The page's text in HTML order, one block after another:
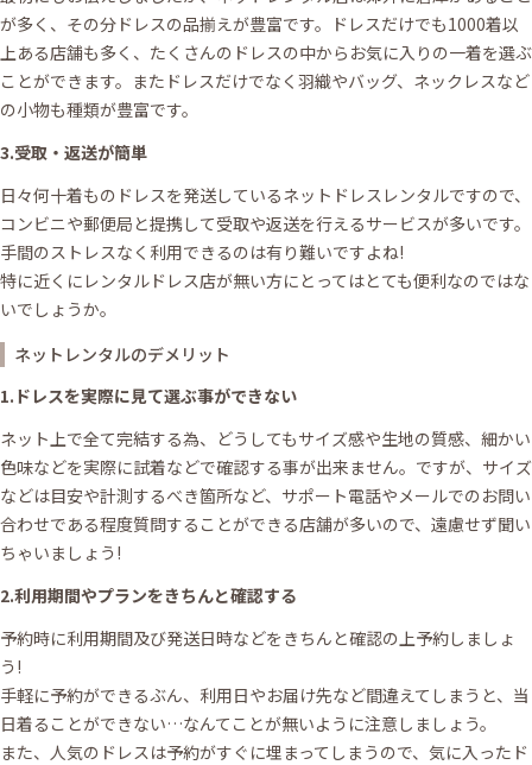
が多く、その分ドレスの品揃えが豊富です。ドレスだけでも1000着以
上ある店舗も多く、たくさんのドレスの中からお気に入りの一着を選ぶ
ことができます。またドレスだけでなく羽織やバッグ、ネックレスなど
の小物も種類が豊富です。
3.受取・返送が簡単
日々何十着ものドレスを発送しているネットドレスレンタルですので、
コンビニや郵便局と提携して受取や返送を行えるサービスが多いです。
手間のストレスなく利用できるのは有り難いですよね!
特に近くにレンタルドレス店が無い方にとってはとても便利なのではな
いでしょうか。
ネットレンタルのデメリット
1.ドレスを実際に見て選ぶ事ができない
ネット上で全て完結する為、どうしてもサイズ感や生地の質感、細かい
色味などを実際に試着などで確認する事が出来ません。ですが、サイズ
などは目安や計測するべき箇所など、サポート電話やメールでのお問い
合わせである程度質問することができる店舗が多いので、遠慮せず聞い
ちゃいましょう!
2.利用期間やプランをきちんと確認する
予約時に利用期間及び発送日時などをきちんと確認の上予約しましょ
う!
手軽に予約ができるぶん、利用日やお届け先など間違えてしまうと、当
日着ることができない…なんてことが無いように注意しましょう。
また、人気のドレスは予約がすぐに埋まってしまうので、気に入ったド